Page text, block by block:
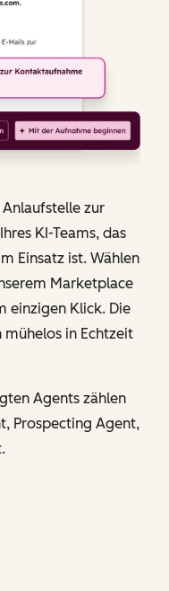
zur
KI-Teams, das
Einsatz ist. Wählen
Marketplace
einzigen Klick. Die
mühelos in Echtzeit
Agents zählen
Prospecting Agent,